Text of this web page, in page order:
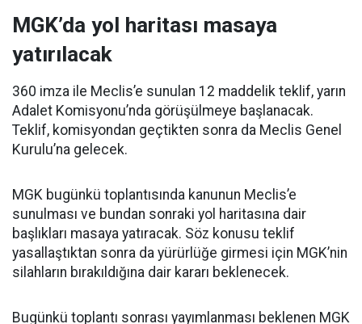
MGK’da yol haritası masaya
yatırılacak
360 imza ile Meclis’e sunulan 12 maddelik teklif, yarın
Adalet Komisyonu’nda görüşülmeye başlanacak.
Teklif, komisyondan geçtikten sonra da Meclis Genel
Kurulu’na gelecek.
MGK bugünkü toplantısında kanunun Meclis’e
sunulması ve bundan sonraki yol haritasına dair
başlıkları masaya yatıracak. Söz konusu teklif
yasallaştıktan sonra da yürürlüğe girmesi için MGK’nin
silahların bırakıldığına dair kararı beklenecek.
Bugünkü toplantı sonrası yayımlanması beklenen MGK